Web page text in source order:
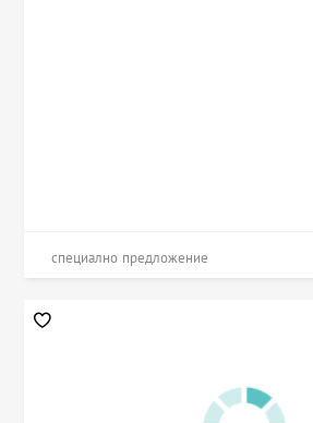
специално предложение